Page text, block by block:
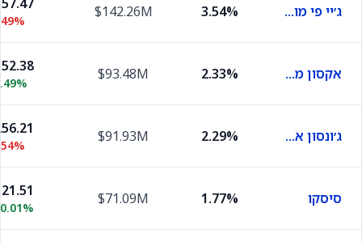
ג׳יי פי מורגן 3.54%
$142.26M
אקסון מובייל 2.33%
$93.48M
ג׳ונסון אנד ג׳ונסון 2.29%
$91.93M
סיסקו 1.77%
$71.09M